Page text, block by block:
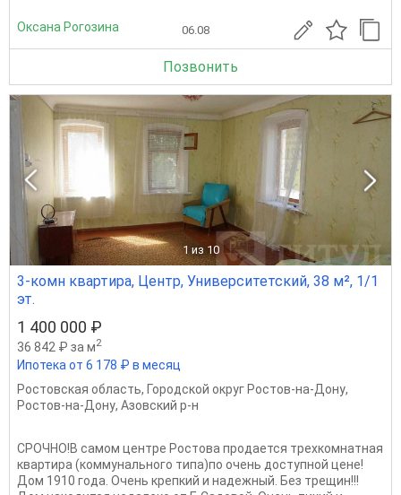
Оксана Рогозина 06.08
Позвонить
1 из 10
3-комн квартира, Центр, Университетский, 38 м², 1/1
эт.
1 400 000 ₽
36 842 ₽ за м2
Ипотека от 6 178 ₽ в месяц
Ростовская область, Городской округ Ростов-на-Дону,
Ростов-на-Дону, Азовский р-н
СРОЧНО!В самом центре Ростова продается трехкомнатная
квартира (коммунального типа)по очень доступной цене!
Дом 1910 года. Очень крепкий и надежный. Без трещин!!!